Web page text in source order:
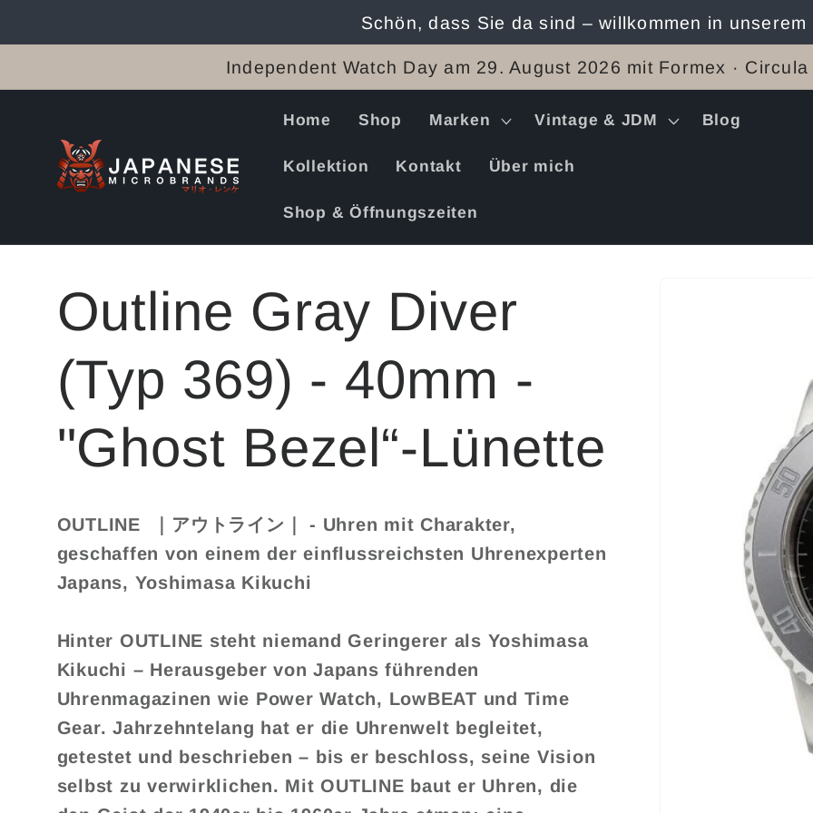
Inhalt
Schön, dass Sie da sind – willkommen in unserem
Independent Watch Day am 29. August 2026 mit Formex · Circula
Home Shop Marken Vintage & JDM Blog
Kollektion Kontakt Über mich
Shop & Öffnungszeiten
Outline Gray Diver
(Typ 369) - 40mm -
"Ghost Bezel“-Lünette
OUTLINE ｜アウトライン｜
- Uhren mit Charakter,
geschaffen von einem der einflussreichsten Uhrenexperten
Japans, Yoshimasa Kikuchi
Hinter OUTLINE steht niemand Geringerer als Yoshimasa
Kikuchi – Herausgeber von Japans führenden
Uhrenmagazinen wie Power Watch, LowBEAT und Time
Gear. Jahrzehntelang hat er die Uhrenwelt begleitet,
getestet und beschrieben – bis er beschloss, seine Vision
selbst zu verwirklichen. Mit OUTLINE baut er Uhren, die